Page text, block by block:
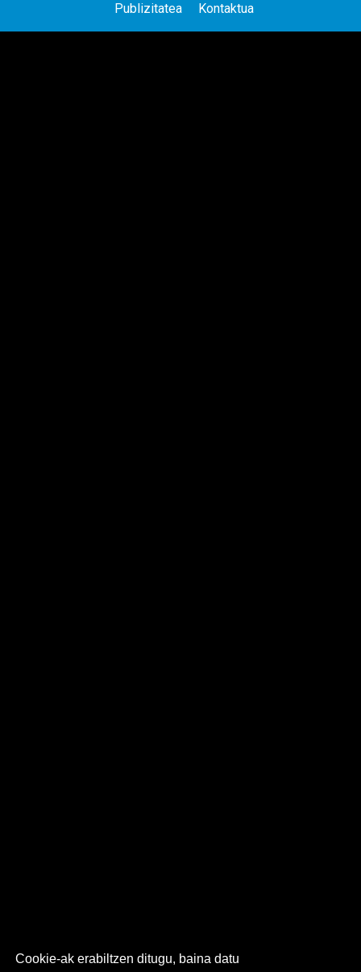
Cookie-ak erabiltzen ditugu, baina datu
Publizitatea
Kontaktua